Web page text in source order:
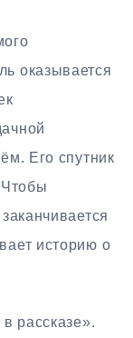
оказывается
Его спутник
Чтобы
историю о
в рассказе».